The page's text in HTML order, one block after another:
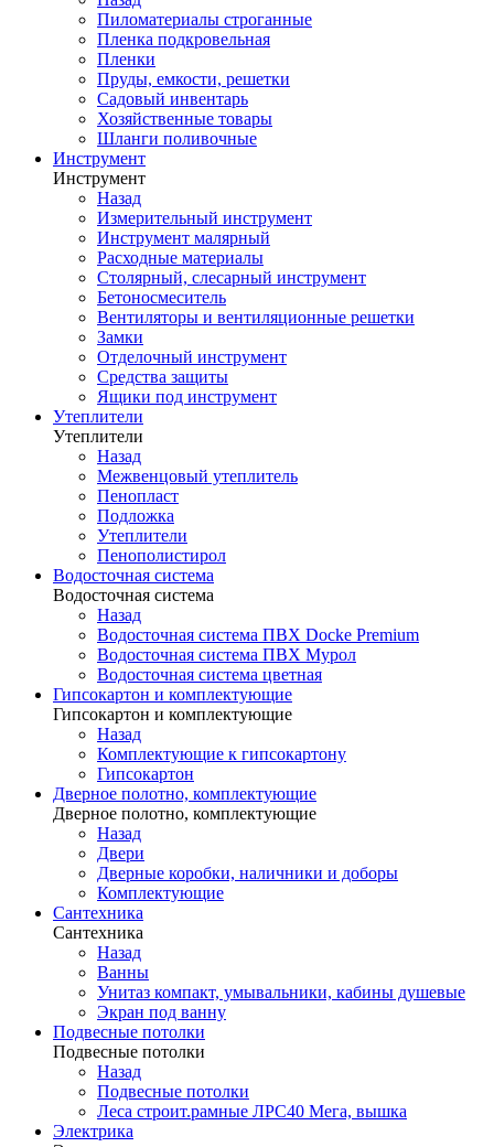
Пиломатериалы строганные
Пленка подкровельная
Пленки
Пруды, емкости, решетки
Садовый инвентарь
Хозяйственные товары
Шланги поливочные
Инструмент
Инструмент
Назад
Измерительный инструмент
Инструмент малярный
Расходные материалы
Столярный, слесарный инструмент
Бетоносмеситель
Вентиляторы и вентиляционные решетки
Замки
Отделочный инструмент
Средства защиты
Ящики под инструмент
Утеплители
Утеплители
Назад
Межвенцовый утеплитель
Пенопласт
Подложка
Утеплители
Пенополистирол
Водосточная система
Водосточная система
Назад
Водосточная система ПВХ Docke Premium
Водосточная система ПВХ Мурол
Водосточная система цветная
Гипсокартон и комплектующие
Гипсокартон и комплектующие
Назад
Комплектующие к гипсокартону
Гипсокартон
Дверное полотно, комплектующие
Дверное полотно, комплектующие
Назад
Двери
Дверные коробки, наличники и доборы
Комплектующие
Сантехника
Сантехника
Назад
Ванны
Унитаз компакт, умывальники, кабины душевые
Экран под ванну
Подвесные потолки
Подвесные потолки
Назад
Подвесные потолки
Леса строит.рамные ЛРС40 Мега, вышка
Электрика